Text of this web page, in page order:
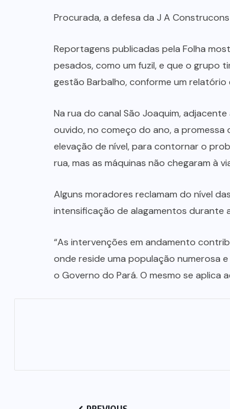
Procurada, a defesa da J A
Reportagens publicadas pela Folha
pesados, como um fuzil, e que o grupo
gestão Barbalho, conforme um relatório
Na rua do canal São Joaquim,
ouvido, no começo do ano, a promessa
elevação de nível, para contornar o
rua, mas as máquinas não chegaram à
Alguns moradores reclamam do nível
intensificação de alagamentos durante
“As intervenções em andamento
onde reside uma população numerosa
o Governo do Pará. O mesmo se aplica